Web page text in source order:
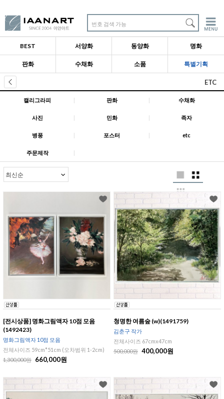
번호 검색 가능
BEST 서양화 동양화 명화
판화 수채화 소품 특별기획
ETC
캘리그라피 | 판화 | 수채화
사진 | 민화 | 족자
병풍 | 포스터 | etc
주문제작 |
[전시상품] 명화그림액자 10점 모음
(1492423)
명화그림액자 10점 모음
전체사이즈 59cm*51cm (오차범위 1-2cm)
1,300,000원
660,000원
청명한 여름숲 (w)(1491759)
김춘구 작가
전체사이즈 67cmx47cm
500,000원 400,000원